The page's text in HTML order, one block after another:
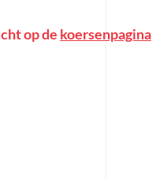
op de koersenpagina